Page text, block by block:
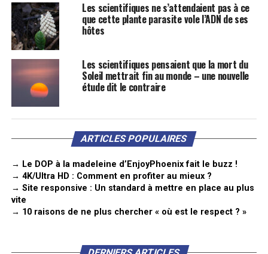
Les scientifiques ne s’attendaient pas à ce
que cette plante parasite vole l’ADN de ses
hôtes
Les scientifiques pensaient que la mort du
Soleil mettrait fin au monde – une nouvelle
étude dit le contraire
ARTICLES POPULAIRES
→ Le DOP à la madeleine d’EnjoyPhoenix fait le buzz !
→ 4K/Ultra HD : Comment en profiter au mieux ?
→ Site responsive : Un standard à mettre en place au plus
vite
→ 10 raisons de ne plus chercher « où est le respect ? »